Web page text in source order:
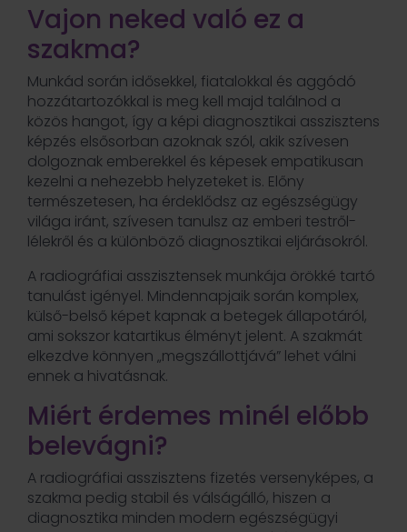
Vajon neked való ez a
szakma?
Munkád során idősekkel, fiatalokkal és aggódó
hozzátartozókkal is meg kell majd találnod a
közös hangot, így a képi diagnosztikai asszisztens
képzés elsősorban azoknak szól, akik szívesen
dolgoznak emberekkel és képesek empatikusan
kezelni a nehezebb helyzeteket is. Előny
természetesen, ha érdeklődsz az egészségügy
világa iránt, szívesen tanulsz az emberi testről-
lélekről és a különböző diagnosztikai eljárásokról.
A radiográfiai asszisztensek munkája örökké tartó
tanulást igényel. Mindennapjaik során komplex,
külső-belső képet kapnak a betegek állapotáról,
ami sokszor katartikus élményt jelent. A szakmát
elkezdve könnyen „megszállottjává” lehet válni
ennek a hivatásnak.
Miért érdemes minél előbb
belevágni?
A radiográfiai asszisztens fizetés versenyképes, a
szakma pedig stabil és válságálló, hiszen a
diagnosztika minden modern egészségügyi